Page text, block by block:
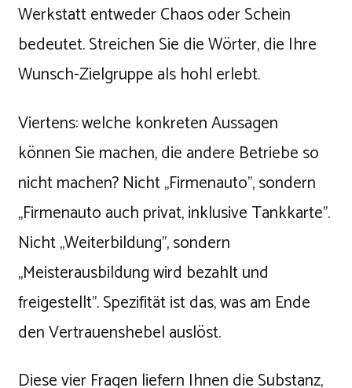
Werkstatt entweder Chaos oder Schein
bedeutet. Streichen Sie die Wörter, die Ihre
Wunsch-Zielgruppe als hohl erlebt.
Viertens: welche konkreten Aussagen
können Sie machen, die andere Betriebe so
nicht machen? Nicht „Firmenauto", sondern
„Firmenauto auch privat, inklusive Tankkarte".
Nicht „Weiterbildung", sondern
„Meisterausbildung wird bezahlt und
freigestellt". Spezifität ist das, was am Ende
den Vertrauenshebel auslöst.
Diese vier Fragen liefern Ihnen die Substanz,